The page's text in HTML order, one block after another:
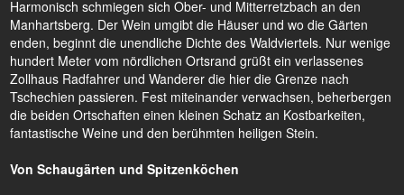
Harmonisch schmiegen sich Ober- und Mitterretzbach an den
Manhartsberg. Der Wein umgibt die Häuser und wo die Gärten
enden, beginnt die unendliche Dichte des Waldviertels. Nur wenige
hundert Meter vom nördlichen Ortsrand grüßt ein verlassenes
Zollhaus Radfahrer und Wanderer die hier die Grenze nach
Tschechien passieren. Fest miteinander verwachsen, beherbergen
die beiden Ortschaften einen kleinen Schatz an Kostbarkeiten,
fantastische Weine und den berühmten heiligen Stein.
Von Schaugärten und Spitzenköchen